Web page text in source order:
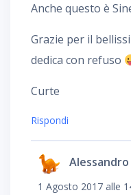
Anche questo è
Grazie per il
dedica con refuso
Curte
Rispondi
Alessandro
1 Agosto 2017 alle